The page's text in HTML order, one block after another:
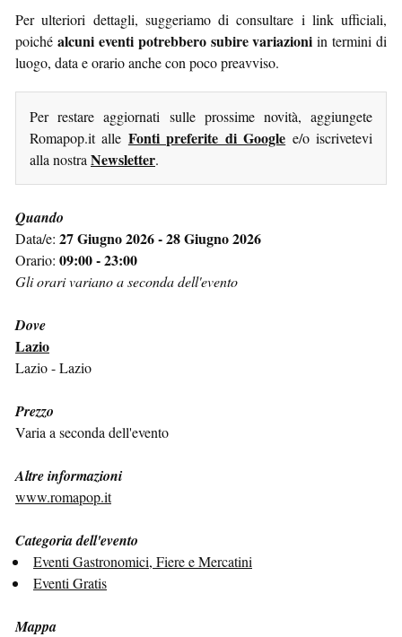
Per ulteriori dettagli, suggeriamo di consultare i link ufficiali,
poiché alcuni eventi potrebbero subire variazioni in termini di
luogo, data e orario anche con poco preavviso.
Per restare aggiornati sulle prossime novità, aggiungete
Romapop.it alle Fonti preferite di Google e/o iscrivetevi
alla nostra Newsletter.
Quando
Data/e: 27 Giugno 2026 - 28 Giugno 2026
Orario: 09:00 - 23:00
Gli orari variano a seconda dell'evento
Dove
Lazio
Lazio - Lazio
Prezzo
Varia a seconda dell'evento
Altre informazioni
www.romapop.it
Categoria dell'evento
Eventi Gastronomici, Fiere e Mercatini
Eventi Gratis
Mappa